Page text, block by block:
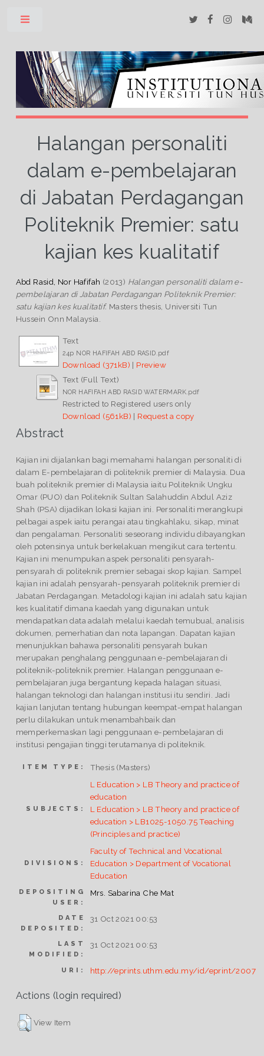
Halangan personaliti
dalam e-pembelajaran
di Jabatan Perdagangan
Politeknik Premier: satu
kajian kes kualitatif
Abd Rasid, Nor Hafifah (2013) Halangan personaliti dalam e-
pembelajaran di Jabatan Perdagangan Politeknik Premier:
satu kajian kes kualitatif. Masters thesis, Universiti Tun
Hussein Onn Malaysia.
Text
24p NOR HAFIFAH ABD RASID.pdf
Download (371kB) | Preview
Text (Full Text)
NOR HAFIFAH ABD RASID WATERMARK.pdf
Restricted to Registered users only
Download (561kB) | Request a copy
Abstract
Kajian ini dijalankan bagi memahami halangan personaliti di
dalam E-pembelajaran di politeknik premier di Malaysia. Dua
buah politeknik premier di Malaysia iaitu Politeknik Ungku
Omar (PUO) dan Politeknik Sultan Salahuddin Abdul Aziz
Shah (PSA) dijadikan lokasi kajian ini. Personaliti merangkupi
pelbagai aspek iaitu perangai atau tingkahlaku, sikap, minat
dan pengalaman. Personaliti seseorang individu dibayangkan
oleh potensinya untuk berkelakuan mengikut cara tertentu.
Kajian ini menumpukan aspek personaliti pensyarah-
pensyarah di politeknik premier sebagai skop kajian. Sampel
kajian ini adalah pensyarah-pensyarah politeknik premier di
Jabatan Perdagangan. Metadologi kajian ini adalah satu kajian
kes kualitatif dimana kaedah yang digunakan untuk
mendapatkan data adalah melalui kaedah temubual, analisis
dokumen, pemerhatian dan nota lapangan. Dapatan kajian
menunjukkan bahawa personaliti pensyarah bukan
merupakan penghalang penggunaan e-pembelajaran di
politeknik-politeknik premier. Halangan penggunaan e-
pembelajaran juga bergantung kepada halagan situasi,
halangan teknologi dan halangan institusi itu sendiri. Jadi
kajian lanjutan tentang hubungan keempat-empat halangan
perlu dilakukan untuk menambahbaik dan
memperkemaskan lagi penggunaan e-pembelajaran di
institusi pengajian tinggi terutamanya di politeknik.
ITEM TYPE: Thesis (Masters)
SUBJECTS:
L Education > LB Theory and practice of
education
L Education > LB Theory and practice of
education > LB1025-1050.75 Teaching
(Principles and practice)
DIVISIONS:
Faculty of Technical and Vocational
Education > Department of Vocational
Education
DEPOSITING
USER:
Mrs. Sabarina Che Mat
DATE
DEPOSITED:
31 Oct 2021 00:53
LAST
MODIFIED:
31 Oct 2021 00:53
URI: http://eprints.uthm.edu.my/id/eprint/2007
Actions (login required)
View Item